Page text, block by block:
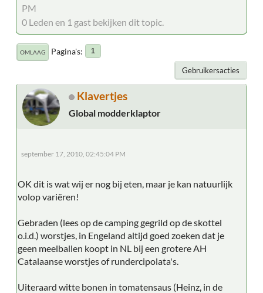
PM
0 Leden en 1 gast bekijken dit topic.
OMLAAG Pagina's 1
Gebruikersacties
Klavertjes
Global modderklaptor
september 17, 2010, 02:45:04 PM
OK dit is wat wij er nog bij eten, maar je kan natuurlijk
volop variëren!
Gebraden (lees op de camping gegrild op de skottel
o.i.d.) worstjes, in Engeland altijd goed zoeken dat je
geen meelballen koopt in NL bij een grotere AH
Catalaanse worstjes of rundercipolata's.
Uiteraard witte bonen in tomatensaus (Heinz, in de